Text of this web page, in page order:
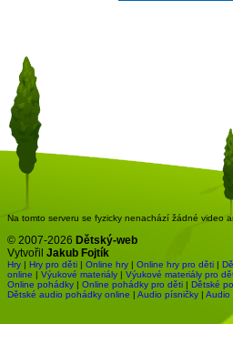
Na tomto serveru se fyzicky nenachází žádné video
© 2007-2026 Dětský-web
Vytvořil Jakub Fojtík
Hry | Hry pro děti | Online hry | Online hry pro děti |
online | Výukové materiály | Výukové materiály pro
Online pohádky | Online pohádky pro děti | Dětské
Dětské audio pohádky online | Audio písničky | Audio